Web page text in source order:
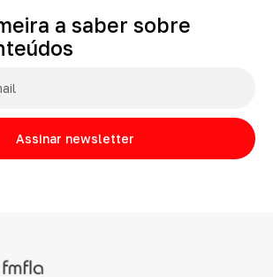
a saber sobre
Assinar newsletter